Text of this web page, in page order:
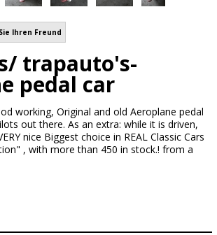
Ihren Freund
trapauto's-
pedal car
working, Original and old Aeroplane pedal
out there. As an extra: while it is driven,
nice Biggest choice in REAL Classic Cars
, with more than 450 in stock.! from a